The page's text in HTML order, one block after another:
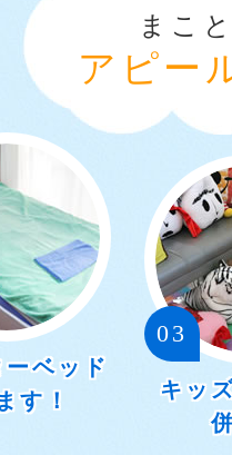
まこ
アピー
ベッド
す！
03
キッ